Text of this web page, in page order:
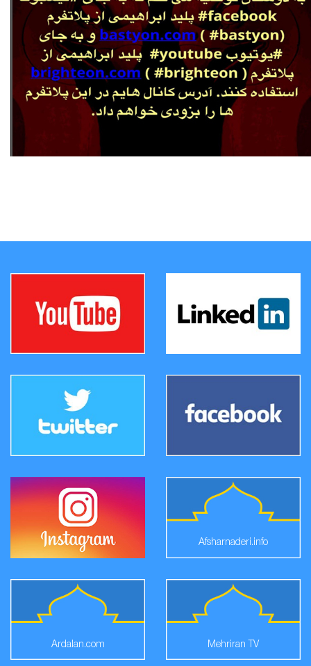
Afsharnaderi.info
Ardalan.com Mehriran TV